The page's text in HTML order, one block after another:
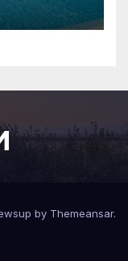
by Themeansar.